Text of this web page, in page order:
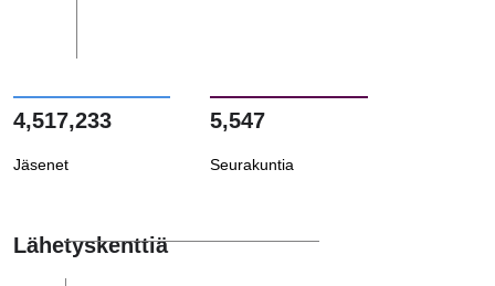
4,517,233
Jäsenet
5,547
Seurakuntia
Lähetyskenttiä